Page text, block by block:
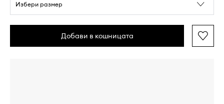
Избери размер
Добави в кошницата